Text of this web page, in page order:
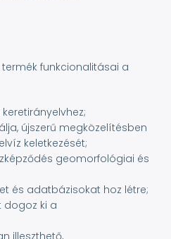
termék funkcionalitásai a
újszerű megközelítésben
keletkezését;
geomorfológiai és
és adatbázisokat hoz létre;
dogoz ki a
illeszthető,